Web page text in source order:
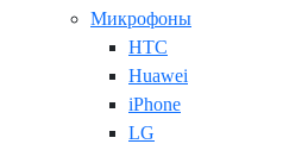
Микрофоны
HTC
Huawei
iPhone
LG